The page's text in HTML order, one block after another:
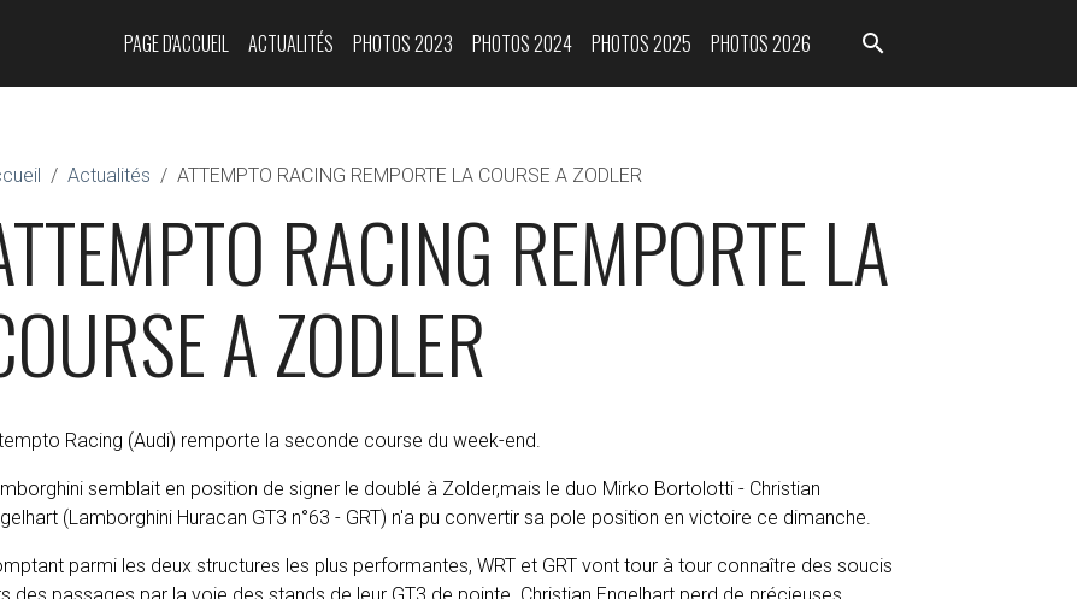
PAGE D'ACCUEIL ACTUALITÉS PHOTOS 2023 PHOTOS 2024 PHOTOS 2025 PHOTOS 2026
Actualités ATTEMPTO RACING REMPORTE LA COURSE A ZODLER
RACING REMPORTE LA
A ZODLER
Racing (Audi) remporte la seconde course du week-end.
semblait en position de signer le doublé à Zolder,mais le duo Mirko Bortolotti - Christian
(Lamborghini Huracan GT3 n°63 - GRT) n'a pu convertir sa pole position en victoire ce dimanche.
parmi les deux structures les plus performantes, WRT et GRT vont tour à tour connaître des soucis